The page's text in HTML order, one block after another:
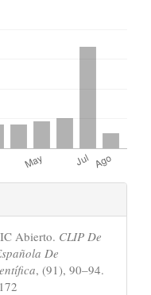
Abierto. CLIP De
De
, (91), 90–94.